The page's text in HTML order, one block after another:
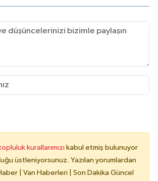
kurallarımızı kabul etmiş bulunuyor
üstleniyorsunuz. Yazılan yorumlardan
| Van Haberleri | Son Dakika Güncel